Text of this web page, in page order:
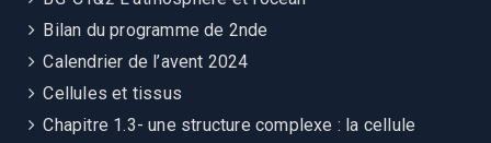
Bilan du programme de 2nde
Calendrier de l’avent 2024
Cellules et tissus
Chapitre 1.3- une structure complexe : la cellule